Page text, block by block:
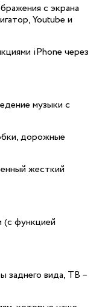
с экрана
Youtube и
iPhone через
музыки с
дорожные
жесткий
(с функцией
заднего вида, ТВ –